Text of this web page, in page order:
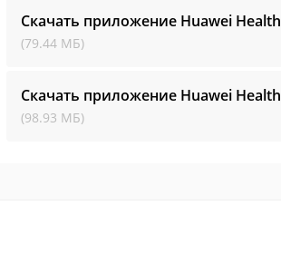
Скачать приложение Huawei Health
(79.44 МБ)
Скачать приложение Huawei Health
(98.93 МБ)